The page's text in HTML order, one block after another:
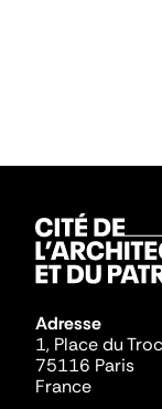
Adresse
1, Place du
75116 Paris
France